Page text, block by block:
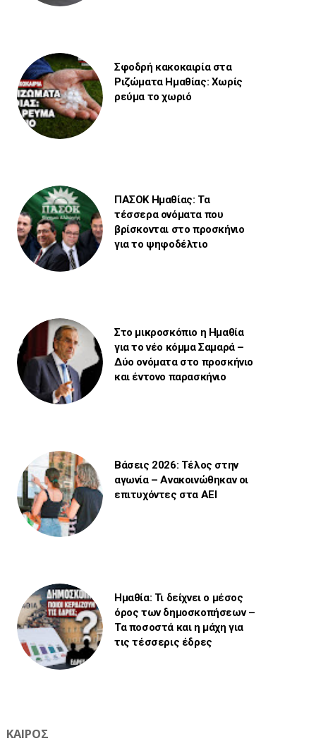
Σφοδρή κακοκαιρία στα
Ριζώματα Ημαθίας: Χωρίς
ρεύμα το χωριό
ΠΑΣΟΚ Ημαθίας: Τα
τέσσερα ονόματα που
βρίσκονται στο προσκήνιο
για το ψηφοδέλτιο
Στο μικροσκόπιο η Ημαθία
για το νέο κόμμα Σαμαρά –
Δύο ονόματα στο προσκήνιο
και έντονο παρασκήνιο
Βάσεις 2026: Τέλος στην
αγωνία – Ανακοινώθηκαν οι
επιτυχόντες στα ΑΕΙ
Ημαθία: Τι δείχνει ο μέσος
όρος των δημοσκοπήσεων –
Τα ποσοστά και η μάχη για
τις τέσσερις έδρες
ΚΑΙΡΟΣ